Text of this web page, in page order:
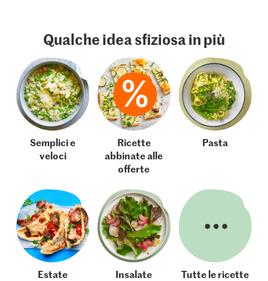
Qualche idea sfiziosa in più
Semplici e
veloci
Ricette
abbinate alle
offerte
Pasta
Estate Insalate Tutte le ricette